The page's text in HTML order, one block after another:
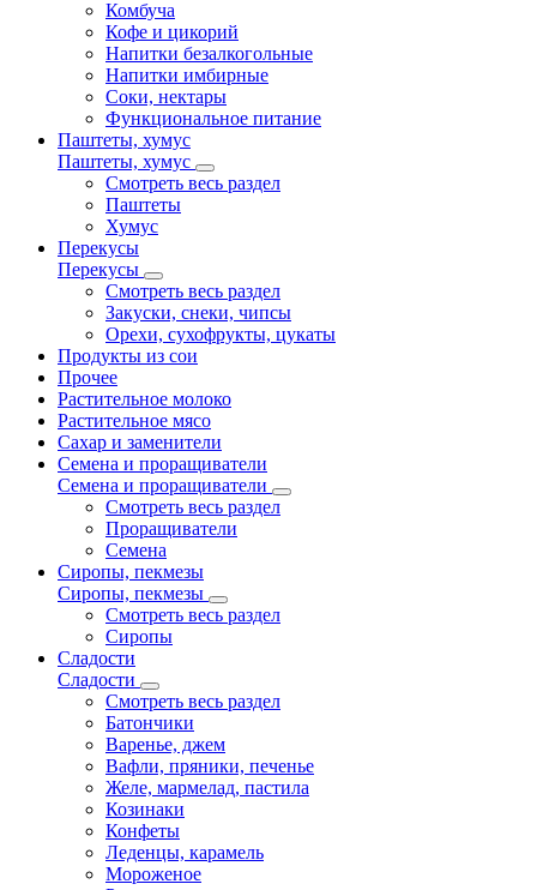
Комбуча
Кофе и цикорий
Напитки безалкогольные
Напитки имбирные
Соки, нектары
Функциональное питание
Паштеты, хумус
Паштеты, хумус
Смотреть весь раздел
Паштеты
Хумус
Перекусы
Перекусы
Смотреть весь раздел
Закуски, снеки, чипсы
Орехи, сухофрукты, цукаты
Продукты из сои
Прочее
Растительное молоко
Растительное мясо
Сахар и заменители
Семена и проращиватели
Семена и проращиватели
Смотреть весь раздел
Проращиватели
Семена
Сиропы, пекмезы
Сиропы, пекмезы
Смотреть весь раздел
Сиропы
Сладости
Сладости
Смотреть весь раздел
Батончики
Варенье, джем
Вафли, пряники, печенье
Желе, мармелад, пастила
Козинаки
Конфеты
Леденцы, карамель
Мороженое